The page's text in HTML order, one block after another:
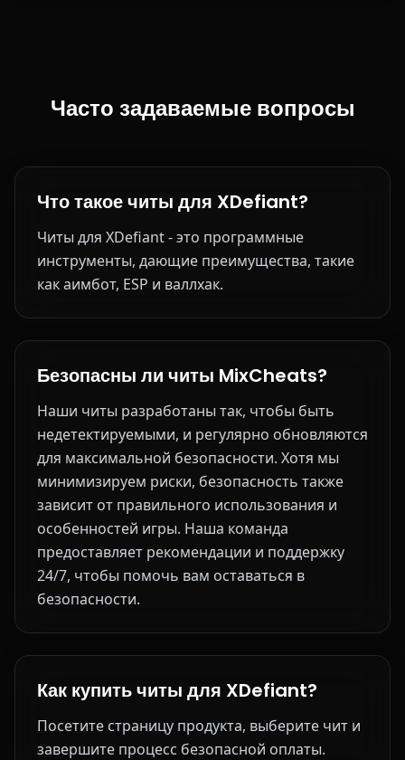
Часто задаваемые вопросы
Что такое читы для XDefiant?
Читы для XDefiant - это программные
инструменты, дающие преимущества, такие
как аимбот, ESP и валлхак.
Безопасны ли читы MixCheats?
Наши читы разработаны так, чтобы быть
недетектируемыми, и регулярно обновляются
для максимальной безопасности. Хотя мы
минимизируем риски, безопасность также
зависит от правильного использования и
особенностей игры. Наша команда
предоставляет рекомендации и поддержку
24/7, чтобы помочь вам оставаться в
безопасности.
Как купить читы для XDefiant?
Посетите страницу продукта, выберите чит и
завершите процесс безопасной оплаты.